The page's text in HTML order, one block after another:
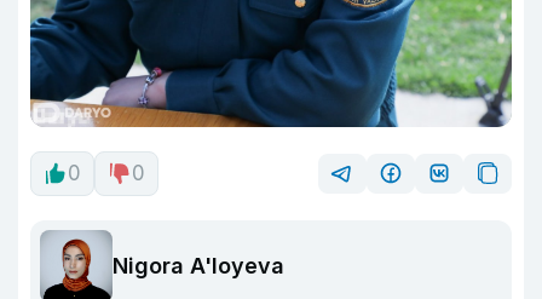
0 0
Nigora A'loyeva